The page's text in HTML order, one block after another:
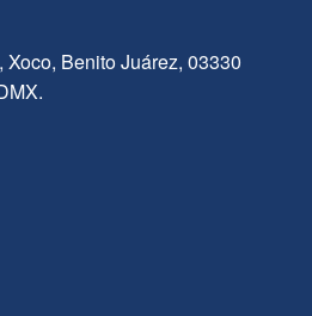
Benito Juárez, 03330